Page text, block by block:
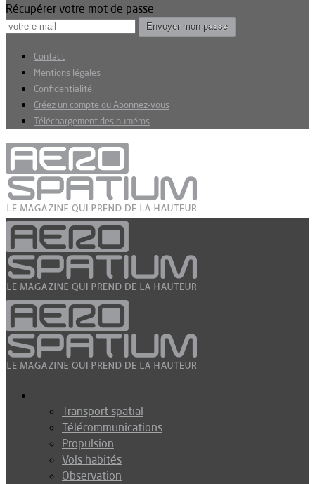
Récupérer votre mot de passe
Contact
Mentions légales
Confidentialité
Créez un compte ou Abonnez-vous
Téléchargement des numéros
Transport spatial
Télécommunications
Propulsion
Vols habités
Observation